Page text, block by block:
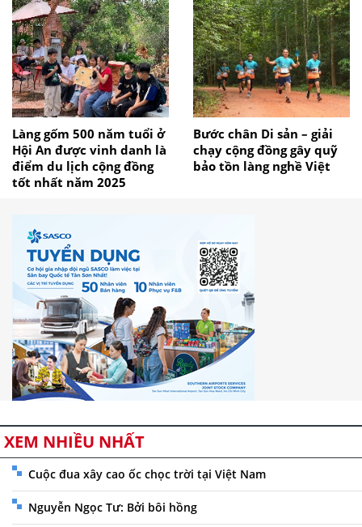
Làng gốm 500 năm tuổi ở
Hội An được vinh danh là
điểm du lịch cộng đồng
tốt nhất năm 2025
Bước chân Di sản – giải
chạy cộng đồng gây quỹ
bảo tồn làng nghề Việt
XEM NHIỀU NHẤT
Cuộc đua xây cao ốc chọc trời tại Việt Nam
Nguyễn Ngọc Tư: Bởi bôi hồng